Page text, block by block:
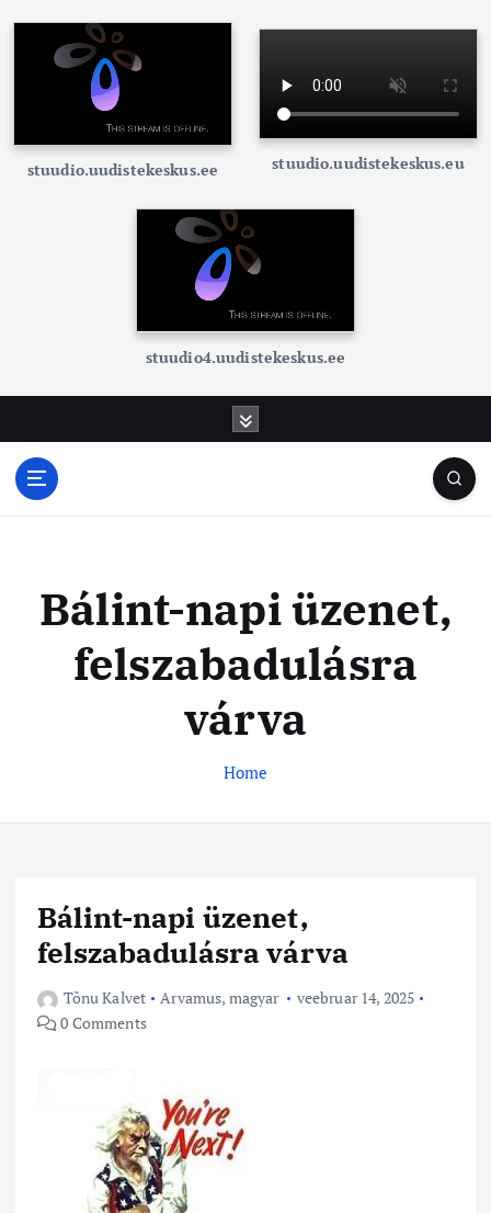
stuudio.uudistekeskus.ee stuudio.uudistekeskus.eu
stuudio4.uudistekeskus.ee
s
t
e
e
k
u
Bálint-napi üzenet,
felszabadulásra
várva
Home
Bálint-napi üzenet,
felszabadulásra várva
Tõnu Kalvet Arvamus, magyar
veebruar 14, 2025
0 Comments